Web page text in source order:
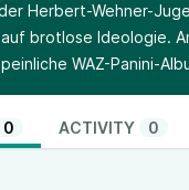
Herbert-Wehner-
brotlose Ideologie.
WAZ-Panini-
0 ACTIVITY 0